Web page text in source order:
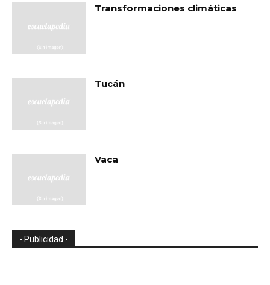
Transformaciones climáticas
Tucán
Vaca
- Publicidad -